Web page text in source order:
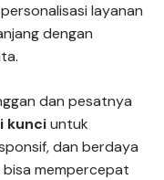
layanan
dengan
dan pesatnya
kunciuntuk
dan berdaya
bisa mempercepat